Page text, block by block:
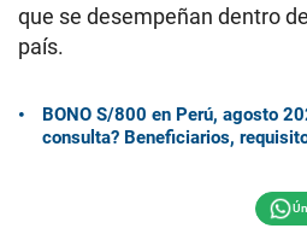
que se desempeñan dentro
país.
BONO S/800 en Perú, agosto
consulta? Beneficiarios,